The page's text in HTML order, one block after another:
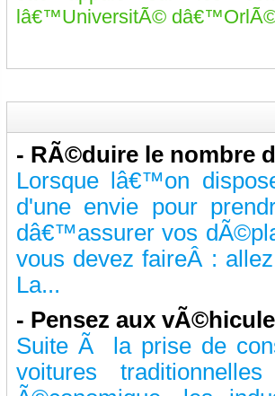
lâ€™UniversitÃ©
- RÃ©duire le nombre
Lorsque lâ€™on
d'une envie pour
dâ€™assurer vos
vous devez faireÂ :
La...
- Pensez aux
Suite Ã la prise de
voitures